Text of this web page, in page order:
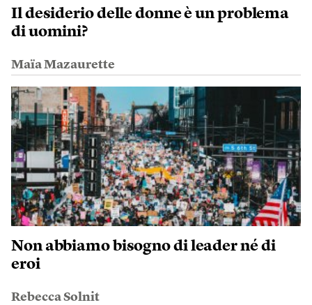
Il desiderio delle donne è un problema
di uomini?
Maïa Mazaurette
Non abbiamo bisogno di leader né di
eroi
Rebecca Solnit